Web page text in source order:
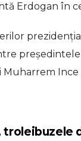
Erdogan în
Muharrem Ince
troleibuzele